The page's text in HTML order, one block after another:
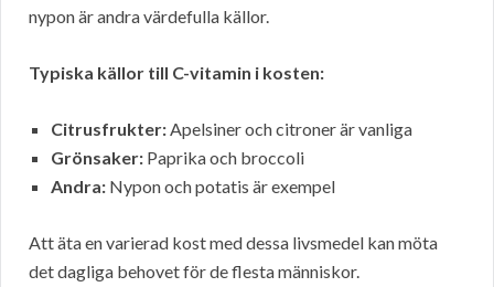
nypon är andra värdefulla källor.
Typiska källor till C-vitamin i kosten:
Citrusfrukter:Apelsiner och citroner är vanliga
Grönsaker: Paprika och broccoli
Andra: Nypon och potatis är exempel
Att äta en varierad kost med dessa livsmedel kan möta
det dagliga behovet för de flesta människor.